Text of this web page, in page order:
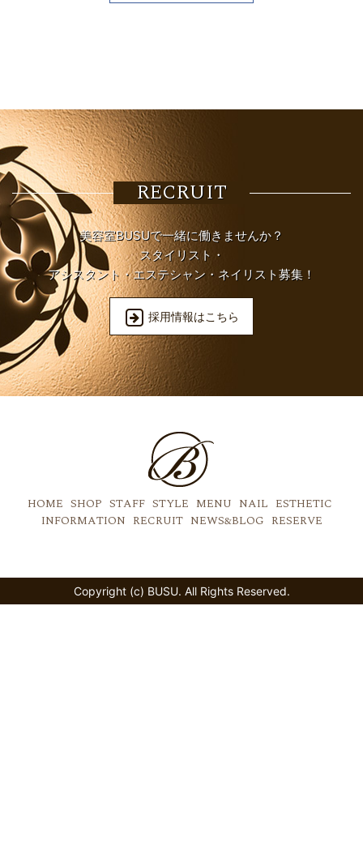
RECRUIT
美容室BUSUで一緒に働きませんか？
スタイリスト・
アシスタント・エステシャン・ネイリスト募集！
採用情報はこちら
HOME SHOP STAFF STYLE MENU NAIL ESTHETIC
INFORMATION RECRUIT NEWS&BLOG RESERVE
Copyright (c) BUSU. All Rights Reserved.